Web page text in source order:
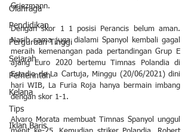
Olahraga
Pendidikan
Perguruan Tinggi
Sejarah
Pemerintah
Kelana
Tips
Iklan Baris
Griezmann.
Dengan skor 1 1 posisi Perancis belum aman.
Nasib sama juga dialami Spanyol kembali gagal
meraih kemenangan pada pertandingan Grup E
ajang Euro 2020 bertemu Timnas Polandia di
Estadio de La Cartuja, Minggu (20/06/2021) dini
hari WIB, La Furia Roja hanya bermain imbang
dengan skor 1-1.
Alvaro Morata membuat Timnas Spanyol unggul